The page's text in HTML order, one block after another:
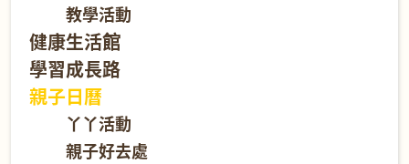
教學活動
健康生活館
學習成長路
親子日曆
丫丫活動
親子好去處